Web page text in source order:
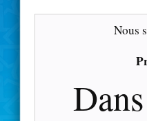
Nous
Dans